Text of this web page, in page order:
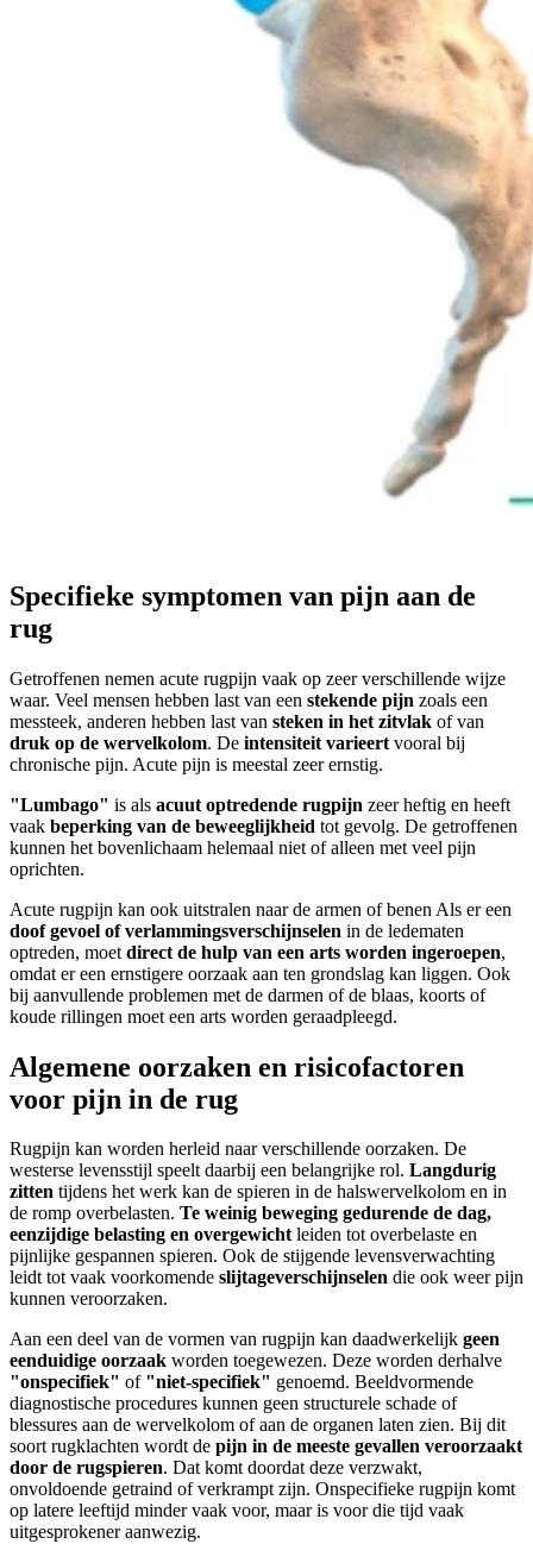
Specifieke symptomen van pijn aan de
rug
Getroffenen nemen acute rugpijn vaak op zeer verschillende wijze
waar. Veel mensen hebben last van een stekende pijn zoals een
messteek, anderen hebben last van steken in het zitvlak of van
druk op de wervelkolom. De intensiteit varieert vooral bij
chronische pijn. Acute pijn is meestal zeer ernstig.
"Lumbago" is als acuut optredende rugpijn zeer heftig en heeft
vaak beperking van de beweeglijkheid tot gevolg. De getroffenen
kunnen het bovenlichaam helemaal niet of alleen met veel pijn
oprichten.
Acute rugpijn kan ook uitstralen naar de armen of benen Als er een
doof gevoel of verlammingsverschijnselen in de ledematen
optreden, moet direct de hulp van een arts worden ingeroepen,
omdat er een ernstigere oorzaak aan ten grondslag kan liggen. Ook
bij aanvullende problemen met de darmen of de blaas, koorts of
koude rillingen moet een arts worden geraadpleegd.
Algemene oorzaken en risicofactoren
voor pijn in de rug
Rugpijn kan worden herleid naar verschillende oorzaken. De
westerse levensstijl speelt daarbij een belangrijke rol. Langdurig
zitten tijdens het werk kan de spieren in de halswervelkolom en in
de romp overbelasten. Te weinig beweging gedurende de dag,
eenzijdige belasting en overgewichtleiden tot overbelaste en
pijnlijke gespannen spieren. Ook de stijgende levensverwachting
leidt tot vaak voorkomende slijtageverschijnselen die ook weer pijn
kunnen veroorzaken.
Aan een deel van de vormen van rugpijn kan daadwerkelijk geen
eenduidige oorzaak worden toegewezen. Deze worden derhalve
"onspecifiek" of "niet-specifiek" genoemd. Beeldvormende
diagnostische procedures kunnen geen structurele schade of
blessures aan de wervelkolom of aan de organen laten zien. Bij dit
soort rugklachten wordt de pijn in de meeste gevallen veroorzaakt
door de rugspieren. Dat komt doordat deze verzwakt,
onvoldoende getraind of verkrampt zijn. Onspecifieke rugpijn komt
op latere leeftijd minder vaak voor, maar is voor die tijd vaak
uitgesprokener aanwezig.